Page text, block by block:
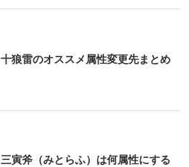
十狼雷のオススメ属性変更先まとめ
三寅斧（みとらふ）は何属性にする